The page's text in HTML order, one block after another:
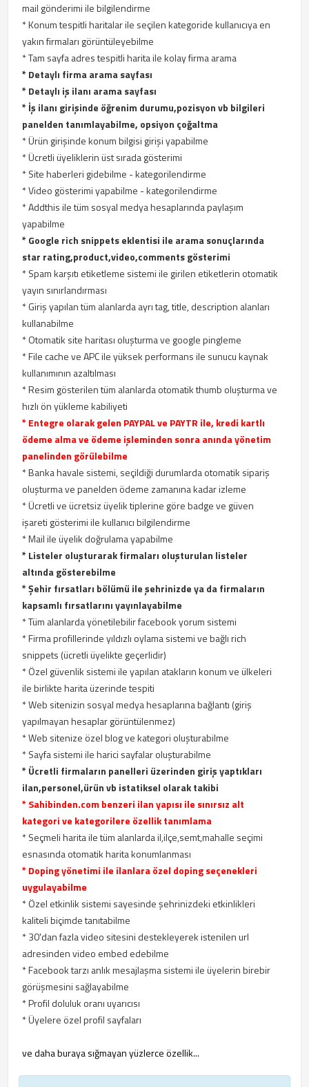
mail gönderimi ile bilgilendirme
* Konum tespitli haritalar ile seçilen kategoride kullanıcıya en
yakın firmaları görüntüleyebilme
* Tam sayfa adres tespitli harita ile kolay firma arama
* Detaylı firma arama sayfası
* Detaylı iş ilanı arama sayfası
* İş ilanı girişinde öğrenim durumu,pozisyon vb bilgileri
panelden tanımlayabilme, opsiyon çoğaltma
* Ürün girişinde konum bilgisi girişi yapabilme
* Ücretli üyeliklerin üst sırada gösterimi
* Site haberleri gidebilme - kategorilendirme
* Video gösterimi yapabilme - kategorilendirme
* Addthis ile tüm sosyal medya hesaplarında paylaşım
yapabilme
* Google rich snippets eklentisi ile arama sonuçlarında
star rating,product,video,comments gösterimi
* Spam karşıtı etiketleme sistemi ile girilen etiketlerin otomatik
yayın sınırlandırması
* Giriş yapılan tüm alanlarda ayrı tag, title, description alanları
kullanabilme
* Otomatik site haritası oluşturma ve google pingleme
* File cache ve APC ile yüksek performans ile sunucu kaynak
kullanımının azaltılması
* Resim gösterilen tüm alanlarda otomatik thumb oluşturma ve
hızlı ön yükleme kabiliyeti
* Entegre olarak gelen PAYPAL ve PAYTR ile, kredi kartlı
ödeme alma ve ödeme işleminden sonra anında yönetim
panelinden görülebilme
* Banka havale sistemi, seçildiği durumlarda otomatik sipariş
oluşturma ve panelden ödeme zamanına kadar izleme
* Ücretli ve ücretsiz üyelik tiplerine göre badge ve güven
işareti gösterimi ile kullanıcı bilgilendirme
* Mail ile üyelik doğrulama yapabilme
* Listeler oluşturarak firmaları oluşturulan listeler
altında gösterebilme
* Şehir fırsatları bölümü ile şehrinizde ya da firmaların
kapsamlı fırsatlarını yayınlayabilme
* Tüm alanlarda yönetilebilir facebook yorum sistemi
* Firma profillerinde yıldızlı oylama sistemi ve bağlı rich
snippets (ücretli üyelikte geçerlidir)
* Özel güvenlik sistemi ile yapılan atakların konum ve ülkeleri
ile birlikte harita üzerinde tespiti
* Web sitenizin sosyal medya hesaplarına bağlantı (giriş
yapılmayan hesaplar görüntülenmez)
* Web sitenize özel blog ve kategori oluşturabilme
* Sayfa sistemi ile harici sayfalar oluşturabilme
* Ücretli firmaların panelleri üzerinden giriş yaptıkları
ilan,personel,ürün vb istatiksel olarak takibi
* Sahibinden.com benzeri ilan yapısı ile sınırsız alt
kategori ve kategorilere özellik tanımlama
* Seçmeli harita ile tüm alanlarda il,ilçe,semt,mahalle seçimi
esnasında otomatik harita konumlanması
* Doping yönetimi ile ilanlara özel doping seçenekleri
uygulayabilme
* Özel etkinlik sistemi sayesinde şehrinizdeki etkinlikleri
kaliteli biçimde tanıtabilme
* 30'dan fazla video sitesini destekleyerek istenilen url
adresinden video embed edebilme
* Facebook tarzı anlık mesajlaşma sistemi ile üyelerin birebir
görüşmesini sağlayabilme
* Profil doluluk oranı uyarıcısı
* Üyelere özel profil sayfaları
ve daha buraya sığmayan yüzlerce özellik...